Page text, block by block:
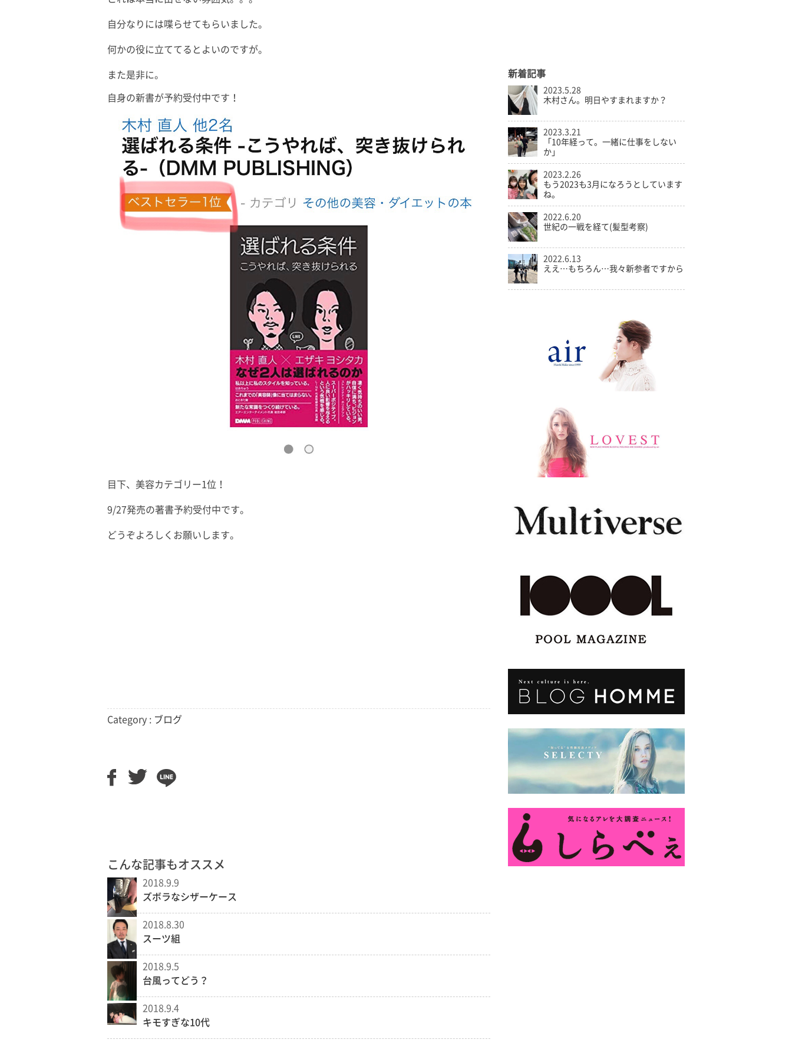
自分なりには喋らせてもらいました。
何かの役に立ててるとよいのですが。
また是非に。
自身の新書が予約受付中です！
目下、美容カテゴリー1位！
9/27発売の著書予約受付中です。
どうぞよろしくお願いします。
Category : ブログ
こんな記事もオススメ
2018.9.9
ズボラなシザーケース
2018.8.30
スーツ組
2018.9.5
台風ってどう？
2018.9.4
キモすぎな10代
新着記事
2023.5.28
木村さん。明日やすまれますか？
2023.3.21
「10年経って。一緒に仕事をしない
か」
2023.2.26
もう2023も3月になろうとしています
ね。
2022.6.20
世紀の一戦を経て(髪型考察)
2022.6.13
ええ…もちろん…我々新参者ですから